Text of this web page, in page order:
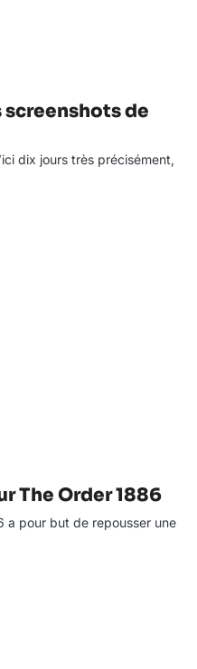
screenshots de
dix jours très précisément,
The Order 1886
a pour but de repousser une